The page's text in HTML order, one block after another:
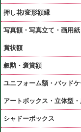
押し花/変形額縁
写真額・写真立て・画用紙
賞状額
叙勲・褒賞額
ユニフォーム額・バッドケ
アートボックス・立体型
シャドーボックス